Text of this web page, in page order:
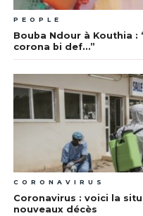
PEOPLE
Bouba Ndour à Kouthia :
corona bi def…”
CORONAVIRUS
Coronavirus : voici la
nouveaux décès